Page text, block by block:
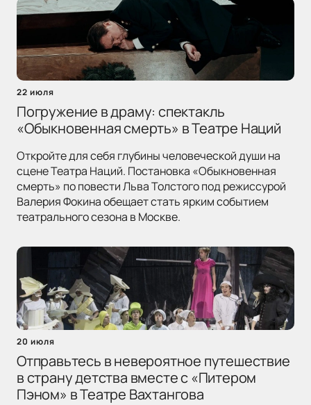
22 июля
Погружение в драму: спектакль
«Обыкновенная смерть» в Театре Наций
Откройте для себя глубины человеческой души на
сцене Театра Наций. Постановка «Обыкновенная
смерть» по повести Льва Толстого под режиссурой
Валерия Фокина обещает стать ярким событием
театрального сезона в Москве.
20 июля
Отправьтесь в невероятное путешествие
в страну детства вместе с «Питером
Пэном» в Театре Вахтангова